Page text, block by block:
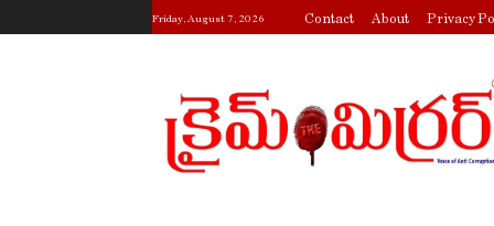
Friday, August 7, 2026 Contact About Privacy